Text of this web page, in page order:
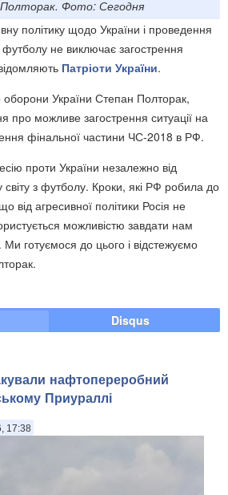
Фото: Сегодня
політику щодо України і проведення
футболу не виключає загострення
Патріоти України.
оборони України Степан Полторак,
про можливе загострення ситуації на
фінальної частини ЧС-2018 в РФ.
проти України незалежно від
з футболу. Кроки, які РФ робила до
від агресивної політики Росія не
можливістю завдати нам
готуємося до цього і відстежуємо
Disqus
нафтопереробний
Приураллі
17:38